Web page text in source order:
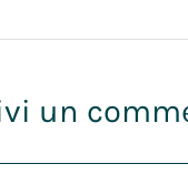
un